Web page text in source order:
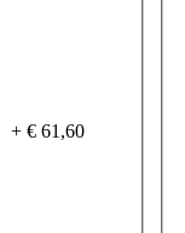
+ € 61,60